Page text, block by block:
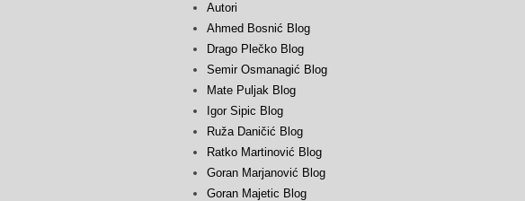
Autori
Ahmed Bosnić Blog
Drago Plečko Blog
Semir Osmanagić Blog
Mate Puljak Blog
Igor Sipic Blog
Ruža Daničić Blog
Ratko Martinović Blog
Goran Marjanović Blog
Goran Majetic Blog